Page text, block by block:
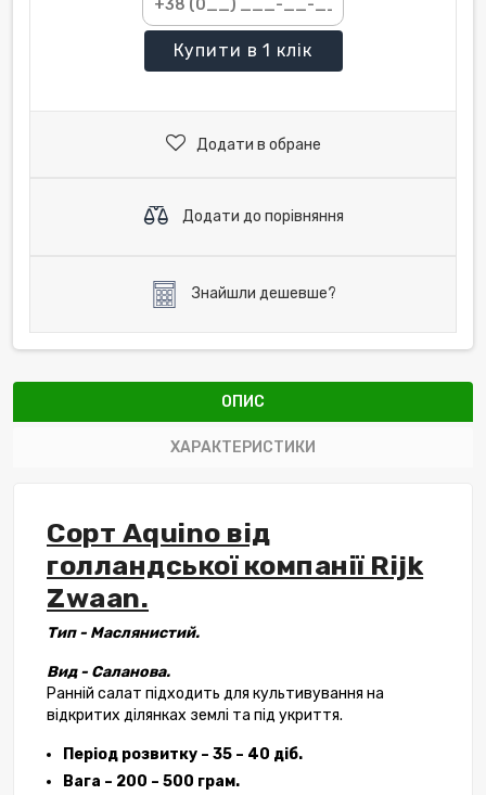
Купити в 1 клік
Додати в обране
Додати до порівняння
Знайшли дешевше?
ОПИС
ХАРАКТЕРИСТИКИ
Сорт Aquino від
голландської компанії Rijk
Zwaan.
Тип - Маслянистий.
Вид - Саланова.
Ранній салат підходить для культивування на
відкритих ділянках землі та під укриття.
Період розвитку – 35 – 40 діб.
Вага – 200 – 500 грам.